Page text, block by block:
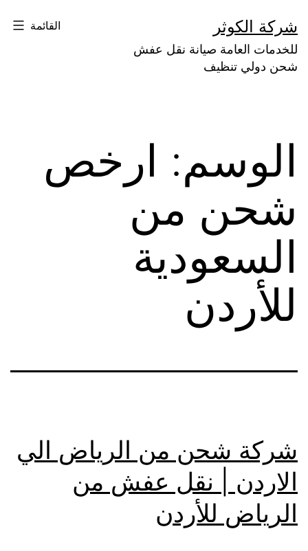
إلى
المحتوى
شركة الكوثر
للخدمات العامة صيانة نقل عفش
شحن دولي تنظيف
القائمة
الوسم: ارخص
شحن من
السعودية
للأردن
شركة شحن من الرياض الي
الاردن | نقل عفش من
الرياض للأردن